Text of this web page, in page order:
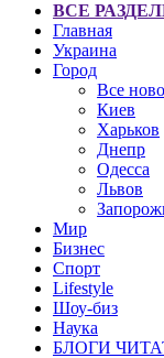
ВСЕ
Главная
Украина
Город
Все
Киев
Харьков
Днепр
Одесса
Львов
Мир
Бизнес
Спорт
Lifestyle
Шоу-биз
Наука
БЛОГИ